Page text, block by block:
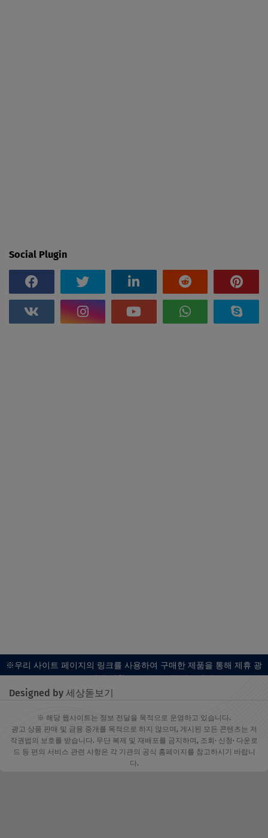
Social Plugin
※우리 사이트 페이지의 링크를 사용하여 구매한 제품을 통해 제휴 광
고 프로그램의 일환으로 수수료를 받습니다.
Designed by 세상돋보기
※ 해당 웹사이트는 정보 전달을 목적으로 운영하고 있습니다.
광고 상품 판매 및 금융 중개를 목적으로 하지 않으며, 게시된 모든 콘텐츠는 저
작권법의 보호를 받습니다. 무단 복제 및 재배포를 금지하며, 조회· 신청· 다운로
드 등 편의 서비스 관련 사항은 각 기관의 공식 홈페이지를 참고하시기 바랍니
다.